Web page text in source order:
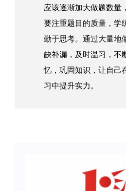
应该逐渐加大做题数量
要注重题目的质量，学
勤于思考。通过大量地
缺补漏，及时温习，不
忆，巩固知识，让自己
习中提升实力。